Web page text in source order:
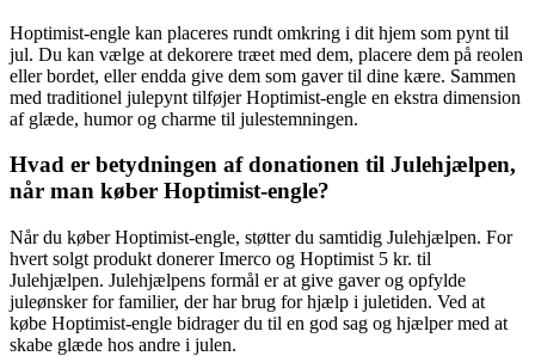
Hoptimist-engle kan placeres rundt omkring i dit hjem som pynt til
jul. Du kan vælge at dekorere træet med dem, placere dem på reolen
eller bordet, eller endda give dem som gaver til dine kære. Sammen
med traditionel julepynt tilføjer Hoptimist-engle en ekstra dimension
af glæde, humor og charme til julestemningen.
Hvad er betydningen af ​​donationen til Julehjælpen,
når man køber Hoptimist-engle?
Når du køber Hoptimist-engle, støtter du samtidig Julehjælpen. For
hvert solgt produkt donerer Imerco og Hoptimist 5 kr. til
Julehjælpen. Julehjælpens formål er at give gaver og opfylde
juleønsker for familier, der har brug for hjælp i juletiden. Ved at
købe Hoptimist-engle bidrager du til en god sag og hjælper med at
skabe glæde hos andre i julen.